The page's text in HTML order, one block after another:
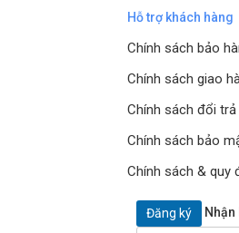
Hỗ trợ khách hàng
Chính sách bảo
Chính sách giao
Chính sách đổi trả
Chính sách bảo
Chính sách & quy
Đăng ký Nhận